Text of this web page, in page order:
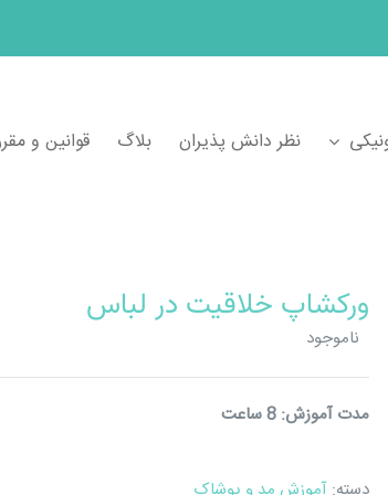
نظر دانش پذیران بلاگ قوانین و
ورکشاپ خلاقیت در لباس
ناموجود
مدت آموزش: 8 ساعت